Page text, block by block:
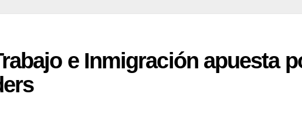
e Inmigración apuesta